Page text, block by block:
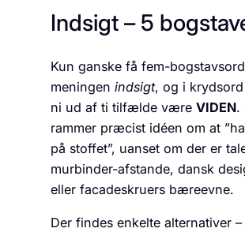
Indsigt – 5
Kun ganske få fem-
meningen indsigt, og i
ni ud af ti tilfælde være VIDEN.
rammer præcist idéen om at
på stoffet”, uanset om der er
murbinder-afstande, dansk
eller facadeskruers bæreevne.
Der findes enkelte alternativer –